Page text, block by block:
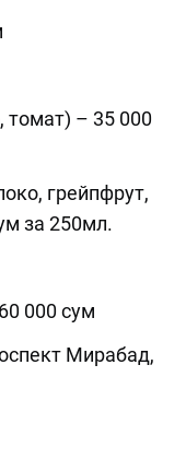
томат) – 35 000
грейпфрут,
за 250мл.
000 сум
Мирабад,